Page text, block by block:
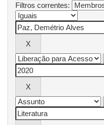
Filtros correntes: